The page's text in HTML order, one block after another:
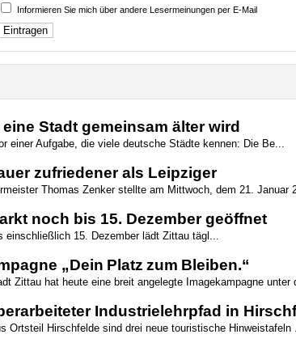
Informieren Sie mich über andere Lesermeinungen per E-Mail
Stadt gemeinsam älter wird
einer Aufgabe, die viele deutsche Städte kennen: Die Be...
zufriedener als Leipziger
Thomas Zenker stellte am Mittwoch, dem 21. Januar
noch bis 15. Dezember geöffnet
einschließlich 15. Dezember lädt Zittau tägl...
„Dein Platz zum Bleiben.“
Zittau hat heute eine breit angelegte Imagekampagne unter
Industrielehrpfad in
Ortsteil Hirschfelde sind drei neue touristische Hinweistafeln